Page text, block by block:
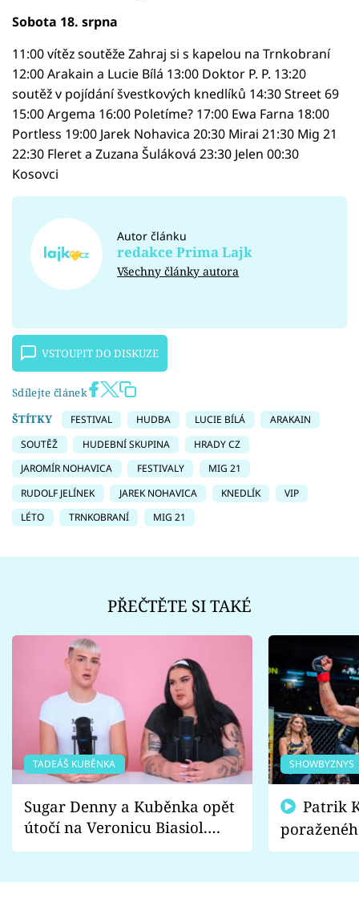
Sobota 18. srpna
11:00 vítěz soutěže Zahraj si s kapelou na Trnkobraní
12:00 Arakain a Lucie Bílá 13:00 Doktor P. P. 13:20
soutěž v pojídání švestkových knedlíků 14:30 Street 69
15:00 Argema 16:00 Poletíme? 17:00 Ewa Farna 18:00
Portless 19:00 Jarek Nohavica 20:30 Mirai 21:30 Mig 21
22:30 Fleret a Zuzana Šuláková 23:30 Jelen 00:30
Kosovci
Autor článku
redakce Prima Lajk
Všechny články autora
VSTOUPIT DO DISKUZE
Sdílejte článek
ŠTÍTKY
FESTIVAL HUDBA LUCIE BÍLÁ
ARAKAIN
SOUTĚŽ
HUDEBNÍ SKUPINA
HRADY CZ
JAROMÍR NOHAVICA
FESTIVALY
MIG 21
RUDOLF JELÍNEK
JAREK NOHAVICA KNEDLÍK
VIP
LÉTO
TRNKOBRANÍ MIG 21
PŘEČTĚTE SI TAKÉ
TADEÁŠ KUBĚNKA
Sugar Denny a Kuběnka opět
útočí na Veronicu Biasiol.
Proč je podle nich falešná a
SHOWBYZNYS
fanoušci